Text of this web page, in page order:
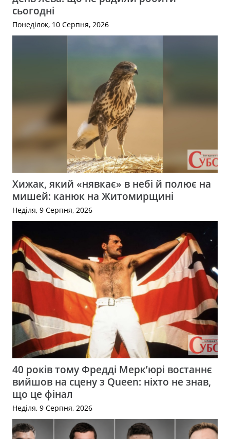
сьогодні
Понеділок, 10 Серпня, 2026
Хижак, який «нявкає» в небі й полює на
мишей: канюк на Житомирщині
Неділя, 9 Серпня, 2026
40 років тому Фредді Мерк’юрі востаннє
вийшов на сцену з Queen: ніхто не знав,
що це фінал
Неділя, 9 Серпня, 2026